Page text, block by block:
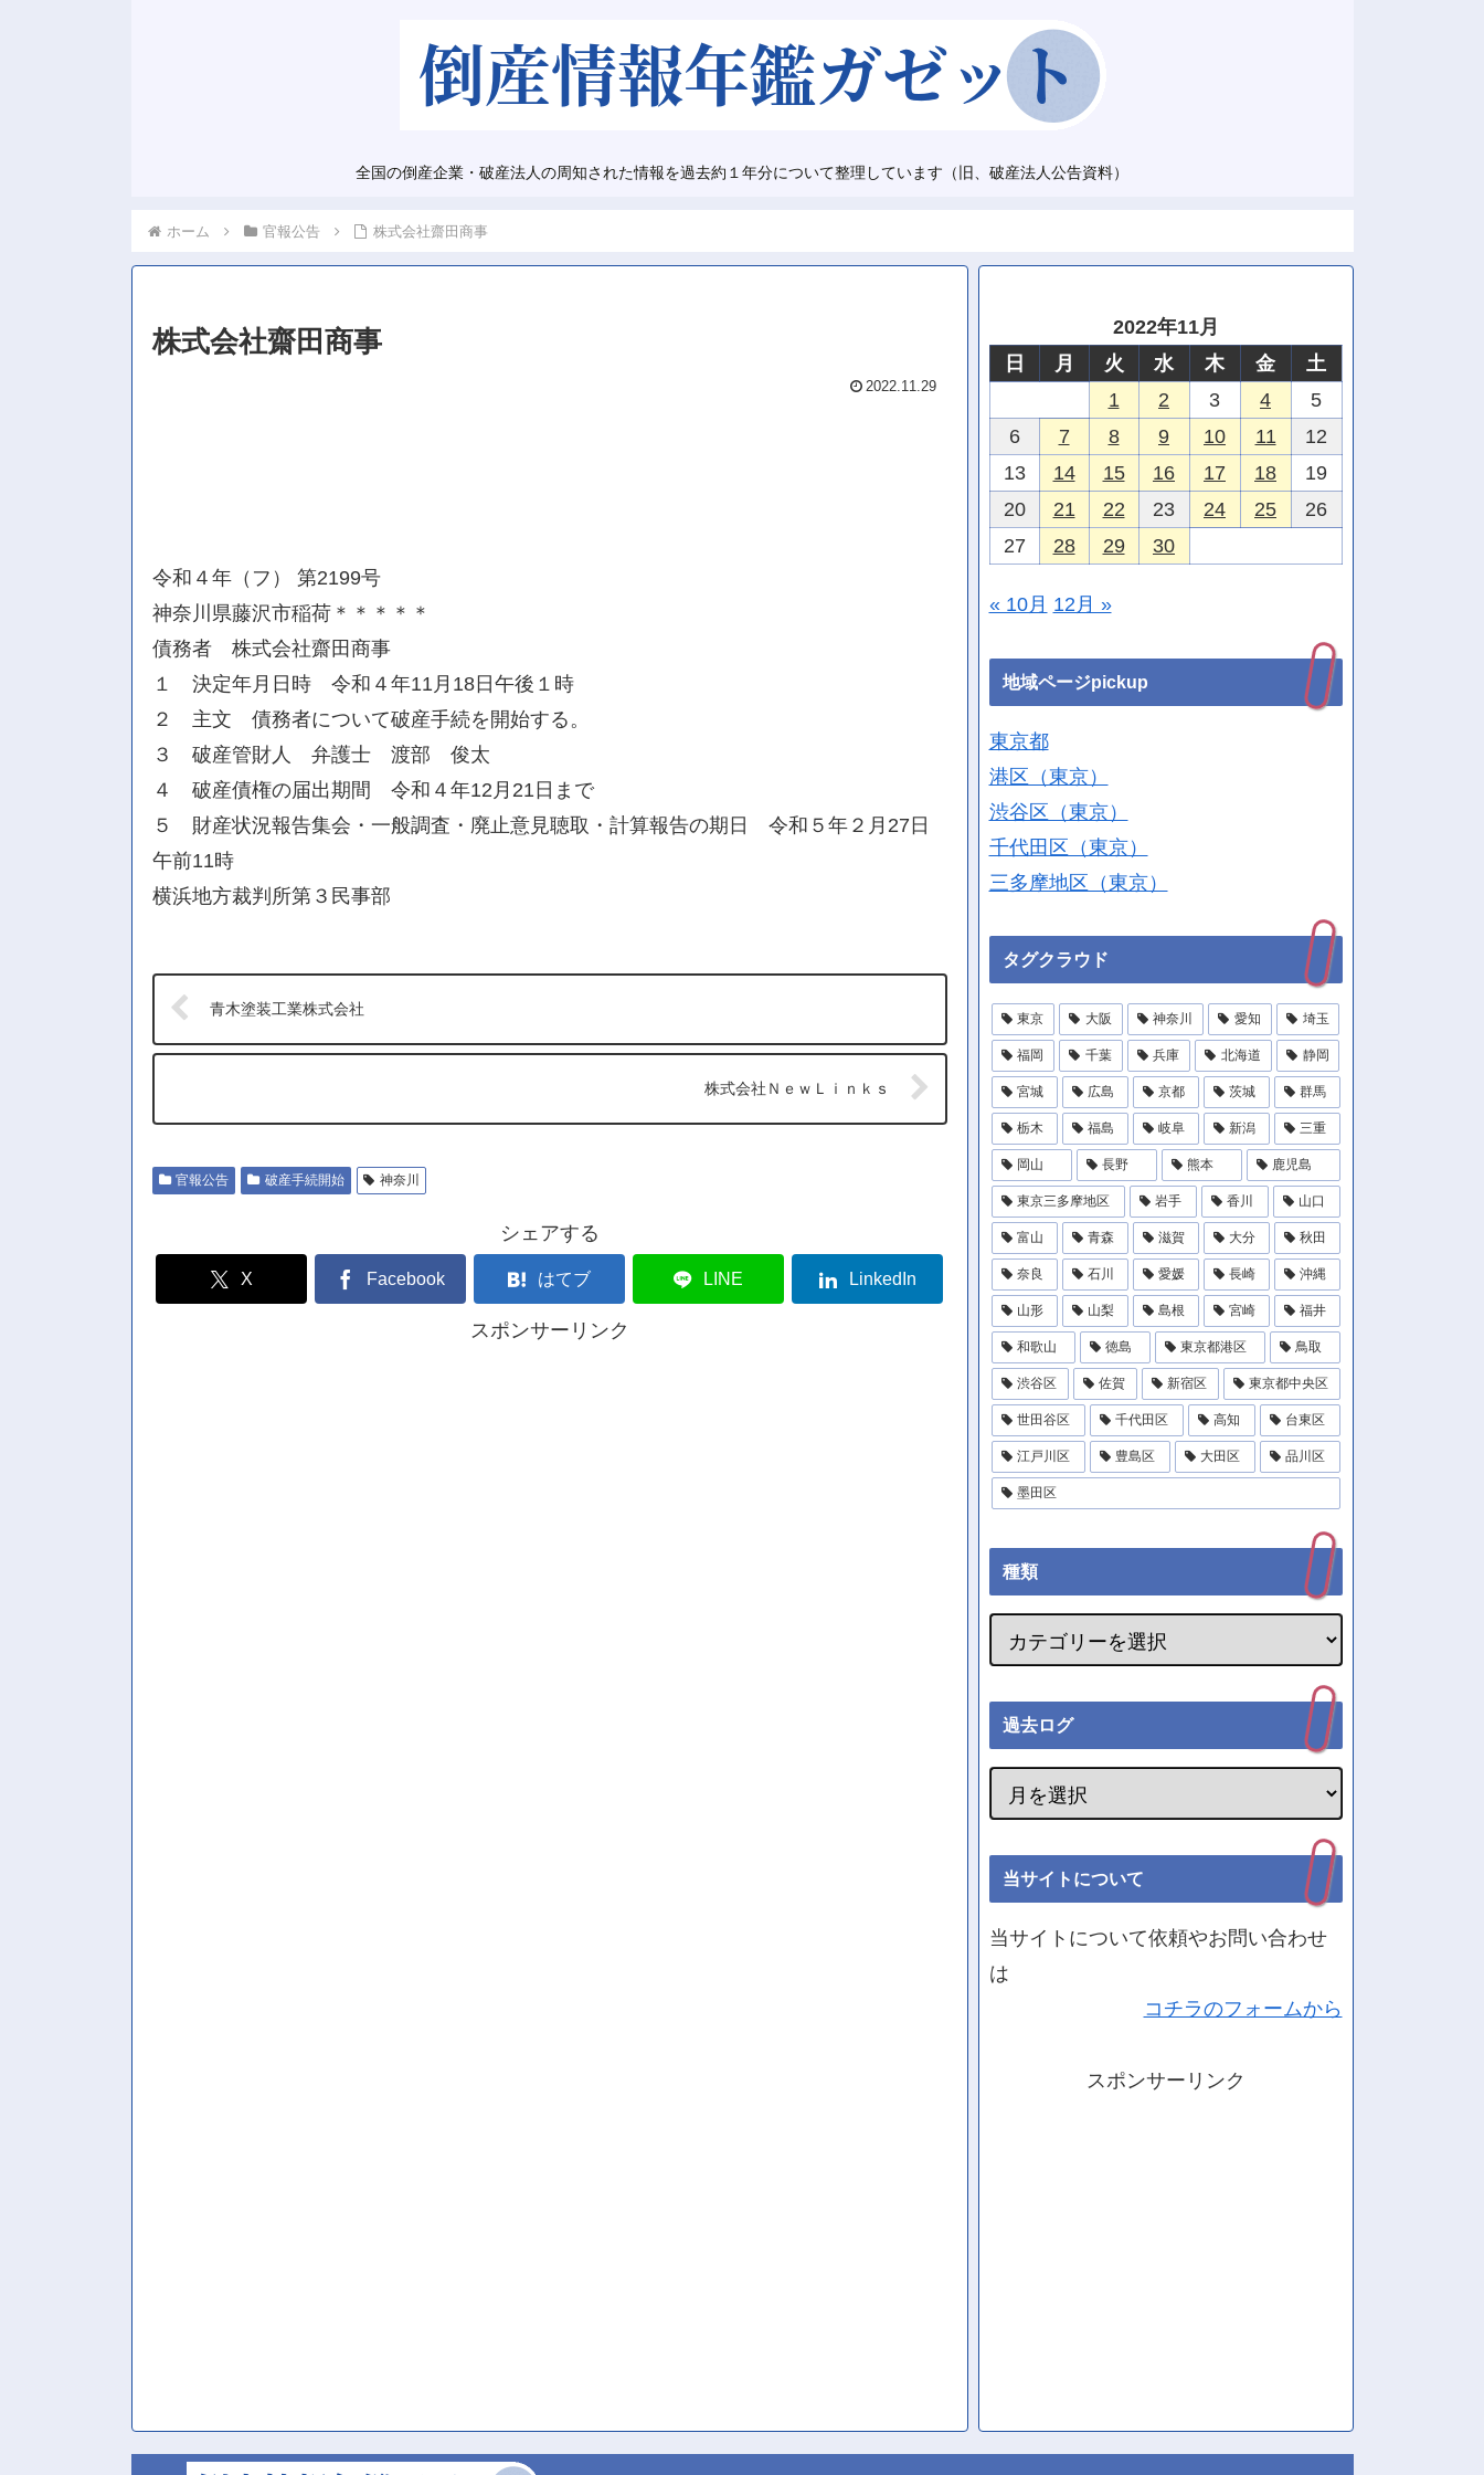
全国の倒産企業・破産法人の周知された情報を過去約１年分について整理しています（旧、破産法人公告資料）
ホーム 官報公告 株式会社齋田商事
株式会社齋田商事
2022.11.29
令和４年（フ） 第2199号
神奈川県藤沢市稲荷＊＊＊＊＊
債務者 株式会社齋田商事
１ 決定年月日時 令和４年11月18日午後１時
２ 主文 債務者について破産手続を開始する。
３ 破産管財人 弁護士 渡部 俊太
４ 破産債権の届出期間 令和４年12月21日まで
５ 財産状況報告集会・一般調査・廃止意見聴取・計算報告の期日 令和５年２月27日
午前11時
横浜地方裁判所第３民事部
青木塗装工業株式会社
株式会社ＮｅｗＬｉｎｋｓ
官報公告 破産手続開始 神奈川
シェアする
X Facebook はてブ LINE LinkedIn
スポンサーリンク
2022年11月
日
月 火 水 木 金
土
1
2 3 4
5
6
7 8 9 10 11
12
13
14 15 16 17 18
19
20
21 22 23 24 25
26
27
28 29 30
« 10月 12月 »
地域ページpickup
東京都
港区（東京）
渋谷区（東京）
千代田区（東京）
三多摩地区（東京）
タグクラウド
東京 大阪 神奈川 愛知 埼玉
福岡 千葉 兵庫 北海道 静岡
宮城 広島 京都 茨城 群馬
栃木 福島 岐阜 新潟 三重
岡山 長野 熊本 鹿児島
東京三多摩地区 岩手 香川 山口
富山 青森 滋賀 大分 秋田
奈良 石川 愛媛 長崎 沖縄
山形 山梨 島根 宮崎 福井
和歌山 徳島 東京都港区 鳥取
渋谷区 佐賀 新宿区 東京都中央区
世田谷区 千代田区 高知 台東区
江戸川区 豊島区 大田区 品川区
墨田区
種類
過去ログ
当サイトについて
当サイトについて依頼やお問い合わせ
は
コチラのフォームから
スポンサーリンク